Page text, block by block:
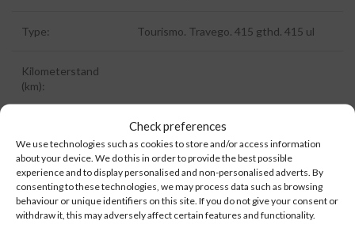
Check preferences
We use technologies such as cookies to store and/or access information
about your device. We do this in order to provide the best possible
experience and to display personalised and non-personalised adverts. By
consenting to these technologies, we may process data such as browsing
behaviour or unique identifiers on this site. If you do not give your consent or
withdraw it, this may adversely affect certain features and functionality.
Type: Tourismo. Travego. 415 gthd. 415 ul
Kilometerstand
(km):
5907
Extra information: